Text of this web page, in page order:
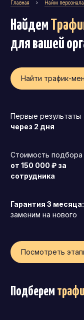
Коммерческий
Главная › Найм персонала
Найдем
для вашей
Найти трафик-
Первые результаты
через 2 дня
Стоимость
от 150 000 ₽ за
сотрудника
Гарантия 3 месяца:
заменим на нового
Посмотреть
Подберем